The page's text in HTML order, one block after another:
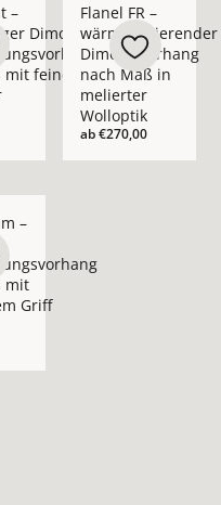
–
Dimout-
mit feinem
Flanel FR –
wärmeisolierender
Dimout-Vorhang
nach Maß in
melierter
Wolloptik
ab€270,00
–
mit
Griff